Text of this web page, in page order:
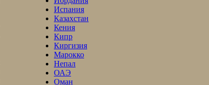
Испания
Казахстан
Кения
Кипр
Киргизия
Марокко
Непал
ОАЭ
Оман